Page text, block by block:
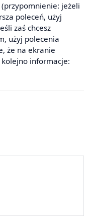
jeżeli
poleceń, użyj
zaś chcesz
użyj polecenia
że na ekranie
informacje: